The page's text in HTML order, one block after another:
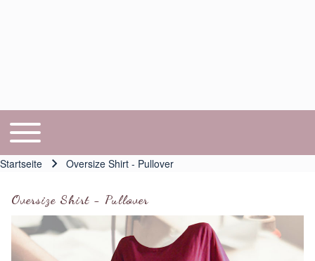
Hauptnavigation
Toggle main menu
Startseite Oversize Shirt - Pullover
Oversize Shirt - Pullover